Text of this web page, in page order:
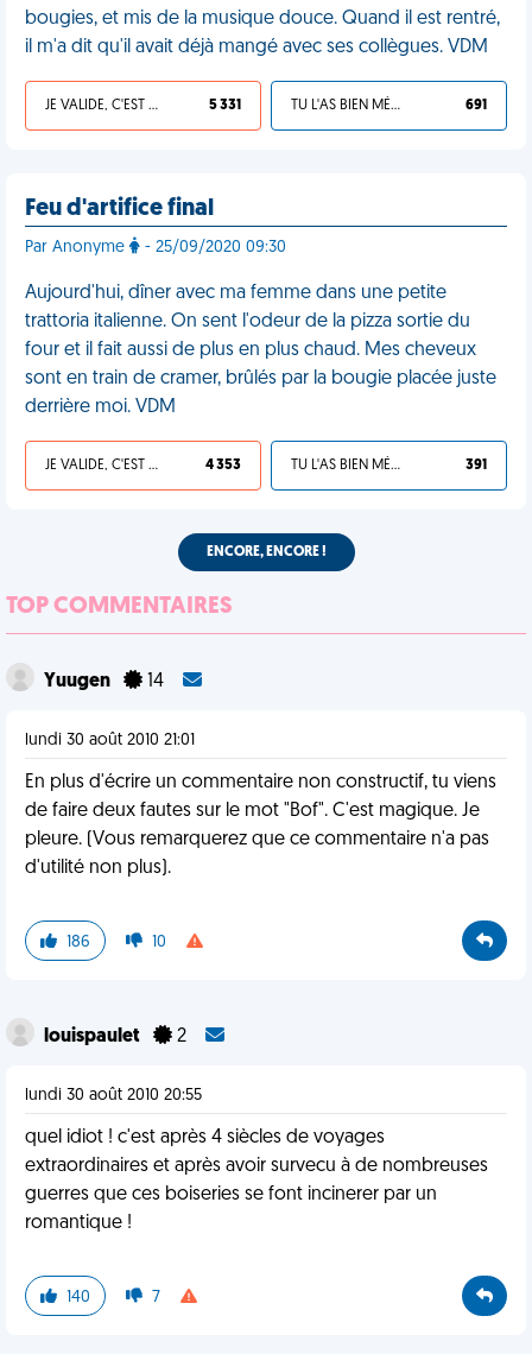
bougies, et mis de la musique douce. Quand il est rentré,
il m'a dit qu'il avait déjà mangé avec ses collègues. VDM
JE VALIDE, C'EST UNE VDM 5 331 TU L'AS BIEN MÉRITÉ 691
Feu d'artifice final
Par Anonyme - 25/09/2020 09:30
Aujourd'hui, dîner avec ma femme dans une petite
trattoria italienne. On sent l'odeur de la pizza sortie du
four et il fait aussi de plus en plus chaud. Mes cheveux
sont en train de cramer, brûlés par la bougie placée juste
derrière moi. VDM
JE VALIDE, C'EST UNE VDM 4 353 TU L'AS BIEN MÉRITÉ 391
ENCORE, ENCORE !
TOP COMMENTAIRES
Yuugen 14
lundi 30 août 2010 21:01
En plus d'écrire un commentaire non constructif, tu viens
de faire deux fautes sur le mot "Bof". C'est magique. Je
pleure. (Vous remarquerez que ce commentaire n'a pas
d'utilité non plus).
186 10
louispaulet 2
lundi 30 août 2010 20:55
quel idiot ! c'est après 4 siècles de voyages
extraordinaires et après avoir survecu à de nombreuses
guerres que ces boiseries se font incinerer par un
romantique !
140 7